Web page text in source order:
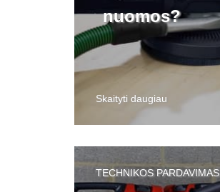
nuomos?
Skaityti daugiau
TECHNIKOS PARDAVIMAS